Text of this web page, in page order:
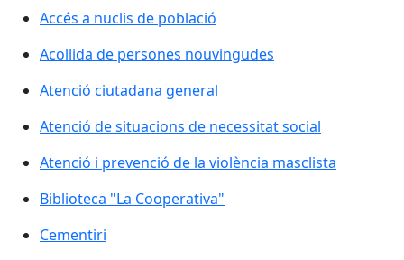
Accés a nuclis de població
Acollida de persones nouvingudes
Atenció ciutadana general
Atenció de situacions de necessitat social
Atenció i prevenció de la violència masclista
Biblioteca "La Cooperativa"
Cementiri